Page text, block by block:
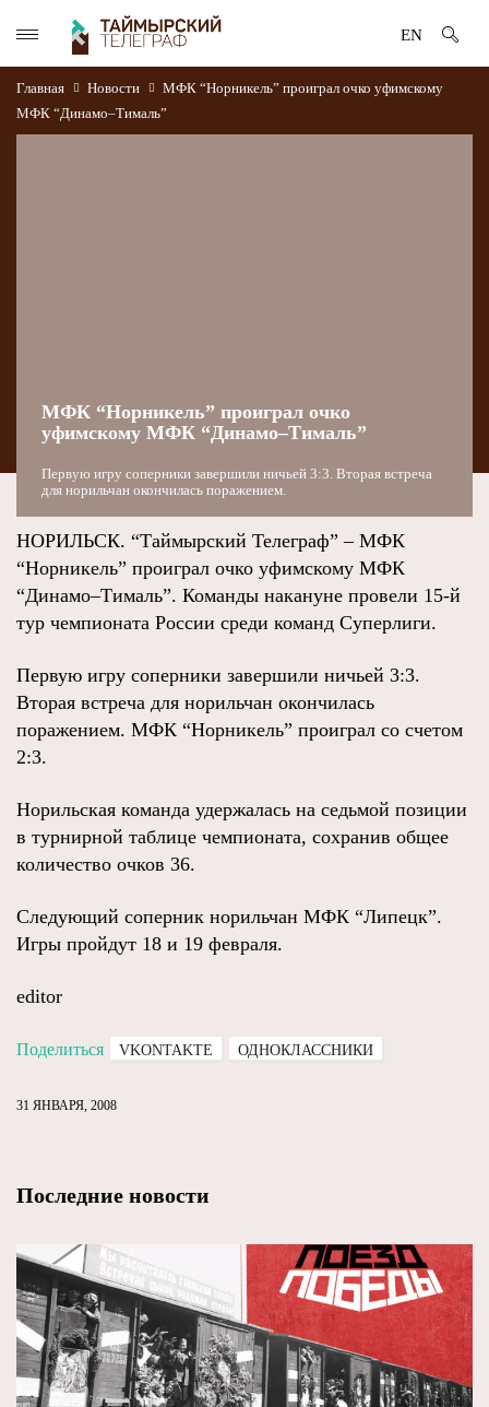
EN
Главная Новости
МФК “Норникель” проиграл очко уфимскому
МФК “Динамо–Тималь”
МФК “Норникель” проиграл очко
уфимскому МФК “Динамо–Тималь”
Первую игру соперники завершили ничьей 3:3. Вторая встреча
для норильчан окончилась поражением.
НОРИЛЬСК. “Таймырский Телеграф” – МФК
“Норникель” проиграл очко уфимскому МФК
“Динамо–Тималь”. Команды накануне провели 15-й
тур чемпионата России среди команд Суперлиги.
Первую игру соперники завершили ничьей 3:3.
Вторая встреча для норильчан окончилась
поражением. МФК “Норникель” проиграл со счетом
2:3.
Норильская команда удержалась на седьмой позиции
в турнирной таблице чемпионата, сохранив общее
количество очков 36.
Следующий соперник норильчан МФК “Липецк”.
Игры пройдут 18 и 19 февраля.
editor
Поделиться VKONTAKTE ОДНОКЛАССНИКИ
31 ЯНВАРЯ, 2008
Последние новости